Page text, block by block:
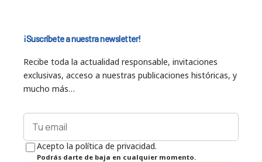
¡Suscríbete a nuestra newsletter!
Recibe toda la actualidad responsable, invitaciones
exclusivas, acceso a nuestras publicaciones históricas, y
mucho más…
Acepto la política de privacidad.
Podrás darte de baja en cualquier momento.